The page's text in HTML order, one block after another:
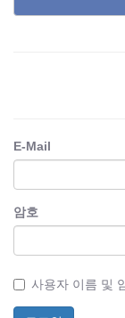
E-Mail
암호
사용자 이름 및